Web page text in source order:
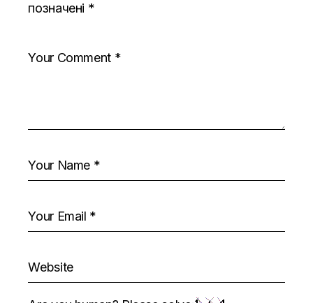
позначені *